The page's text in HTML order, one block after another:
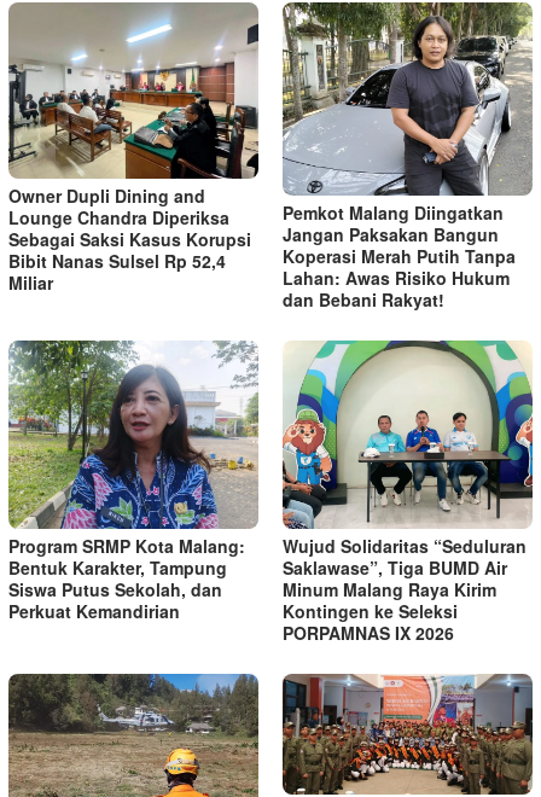
Owner Dupli Dining and
Lounge Chandra Diperiksa
Sebagai Saksi Kasus Korupsi
Bibit Nanas Sulsel Rp 52,4
Miliar
Pemkot Malang Diingatkan
Jangan Paksakan Bangun
Koperasi Merah Putih Tanpa
Lahan: Awas Risiko Hukum
dan Bebani Rakyat!
Program SRMP Kota Malang:
Bentuk Karakter, Tampung
Siswa Putus Sekolah, dan
Perkuat Kemandirian
Wujud Solidaritas “Seduluran
Saklawase”, Tiga BUMD Air
Minum Malang Raya Kirim
Kontingen ke Seleksi
PORPAMNAS IX 2026